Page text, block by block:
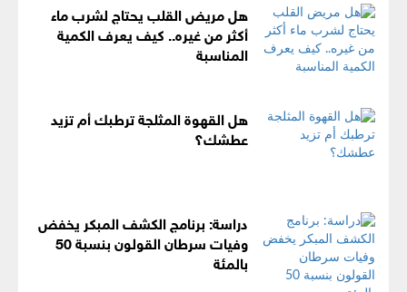
هل مريض القلب يحتاج لشرب ماء
أكثر من غيره.. كيف يعرف الكمية
المناسبة
هل القهوة المثلجة ترطبك أم تزيد
عطشك؟
دراسة: برنامج الكشف المبكر يخفض
وفيات سرطان القولون بنسبة 50
بالمئة